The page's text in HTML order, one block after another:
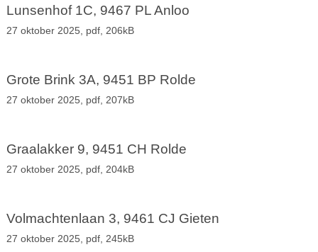
Lunsenhof 1C, 9467 PL Anloo
27 oktober 2025, pdf, 206kB
Grote Brink 3A, 9451 BP Rolde
27 oktober 2025, pdf, 207kB
Graalakker 9, 9451 CH Rolde
27 oktober 2025, pdf, 204kB
Volmachtenlaan 3, 9461 CJ Gieten
27 oktober 2025, pdf, 245kB